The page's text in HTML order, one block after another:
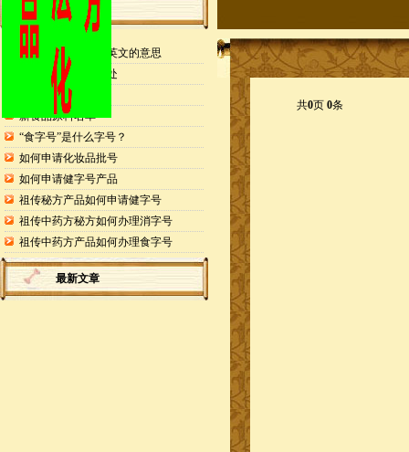
站内公告
检测报告封面缩写英文的意思
申请专利的25个好处
药食同源目录
新食品原料名单
“食字号”是什么字号？
如何申请化妆品批号
如何申请健字号产品
祖传秘方产品如何申请健字号
祖传中药方秘方如何办理消字号
祖传中药方产品如何办理食字号
最新文章
共0页 0条